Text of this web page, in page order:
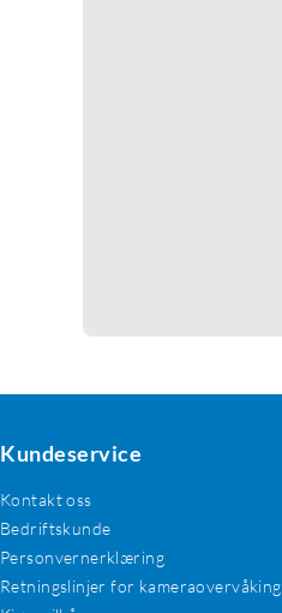
Kundeservice
Kontakt oss
Bedriftskunde
Personvernerklæring
Retningslinjer for kameraovervåking